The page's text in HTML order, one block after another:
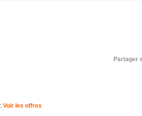
Voir les offres
Partager